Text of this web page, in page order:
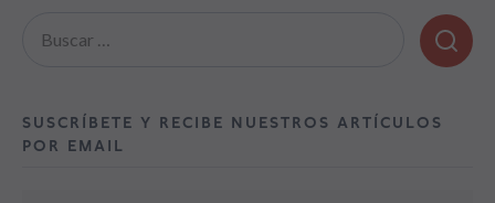
SUSCRÍBETE Y RECIBE NUESTROS ARTÍCULOS
POR EMAIL